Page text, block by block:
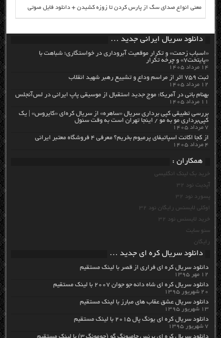
معنی انواع صدای سگ از پارس کردن تا زوزه کشیدن + دانلود فایل صوتی
دانلود سریال ایرانی جدید …
«اسباب زحمت» و تکرار موقعیت آبروداری در خواستگاری؛ شباهت با
«پایتخت۷» و چرخه تکرار
۱۴ مرداد ۱۴۰۵
ثبت ۷۵۹ اثر از مراسم وداع و تشییع رهبر شهید انقلاب
۱۲ مرداد ۱۴۰۵
بهنام بانی در آمریکا: موج جدید استقبال از موسیقی پاپ ایرانی در لس‌آنجلس
۱۱ مرداد ۱۴۰۵
بررسی تطبیقی کپی برداری سریال «ساهره» از سریال کره‌ای «کایروس» | یک
کپی‌برداری مو به مو / اینجا تهران است به وقت سئول
۷ مرداد ۱۴۰۵
از کجا اکانت اسپاتیفای پرمیوم بخریم؟ معرفی ۴ فروشگاه معتبر ایرانی
۴ مرداد ۱۴۰۵
همکاران :
خرید بک لینک انگلیسی
آپدیت نود 32
پسورد نود 32
اوکلی لایسنس رایگان نود 32
خرید لایسنس نود 32
سئو سایت
رایگان
دانلود سریال کره ای جدید …
دانلود سریال کره ای فراری از قصر با لینک مستقیم
۱۲ مهر ۱۳۹۵
دانلود سریال کره ای شاه دائه جو جوان ۲۰۰۷ با لینک مستقیم
۲۰ شهریور ۱۳۹۵
دانلود سریال عشق عقاب های مبارز با لینک مستقیم
۱۳ شهریور ۱۳۹۵
دانلود سریال کره ای یونگ پال ۲۰۱۵ با لینک مستقیم
۷ شهریور ۱۳۹۵